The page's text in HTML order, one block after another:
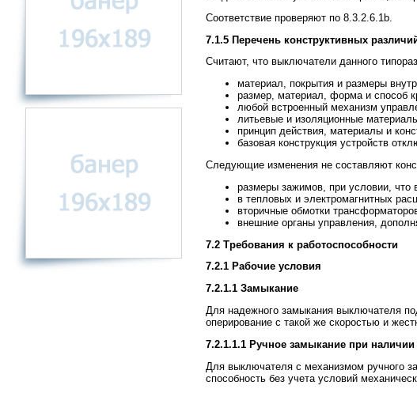
Соответствие проверяют по 8.3.2.6.1b.
7.1.5 Перечень конструктивных
Считают, что выключатели данного
материал, покрытия и размеры
размер, материал, форма и способ
любой встроенный механизм
литьевые и изоляционные
принцип действия, материалы и
базовая конструкция устройств
Следующие изменения не составляют
размеры зажимов, при условии, что
в тепловых и электромагнитных
вторичные обмотки
внешние органы управления,
7.2 Требования к работоспособности
7.2.1 Рабочие уcловия
7.2.1.1 Замыкание
Для надежного замыкания выключателя
оперирование с такой же скоростью и
7.2.1.1.1 Ручное замыкание при
Для выключателя с механизмом ручного
способность без учета условий